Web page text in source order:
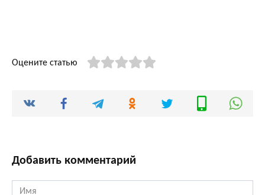
Оцените статью
Добавить комментарий
Имя